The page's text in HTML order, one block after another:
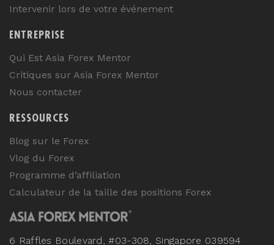
Intervenir lors de votre événement
ENTREPRISE
Qui Est Asia Forex Mentor
Critiques sur Asia Forex Mentor
Nous contacter
RESSOURCES
Blog sur le Forex
Vlog du Forex
Programme d’affiliation
Calculateur de la taille des positions Forex
6 Raffles Boulevard, #03-308, Singapore 039594